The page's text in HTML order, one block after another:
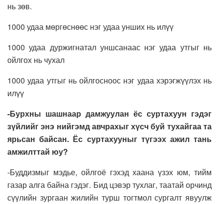
нь зөв.
1000 удаа мөргөснөөс нэг удаа унших нь илүү
1000 удаа дуржигнатал уншсанаас нэг удаа утгыг нь
ойлгох нь чухал
1000 удаа утгыг нь ойлгосноос нэг удаа хэрэгжүүлэх нь
илүү
-Бурхны шашнаар дамжуулан ёс суртахуун гэдэг
зүйлийг энэ нийгэмд авчрахыг хүсч буй тухайгаа та
ярьсан байсан. Ёс суртахууныг түгээх ажил тань
амжилттай юу?
-Буддизмыг мэдье, ойлгоё гэхэд хаана үзэх юм, тийм
газар алга байна гэдэг. Бид цэвэр тухлаг, таатай орчинд
сүүлийн зургаан жилийн турш тогтмол сургалт явуулж